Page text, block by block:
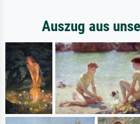
Auszug aus